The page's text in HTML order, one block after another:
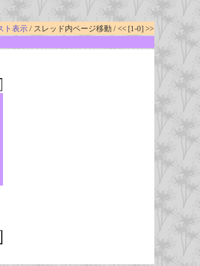
ト表示/ スレッド内ページ移動 / << [1-0] >>